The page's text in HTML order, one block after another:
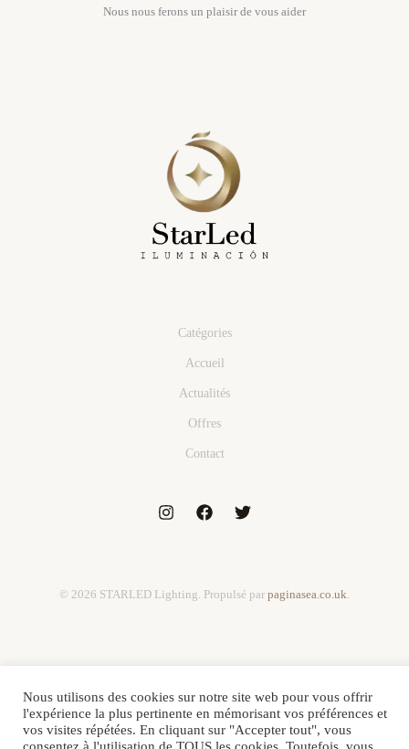
Nous nous ferons un plaisir de vous aider
Catégories
Accueil
Actualités
Offres
Contact
© 2026 STARLED Lighting. Propulsé par paginasea.co.uk
Nous utilisons des cookies sur notre site web pour vous offrir
l'expérience la plus pertinente en mémorisant vos préférences et
vos visites répétées. En cliquant sur "Accepter tout", vous